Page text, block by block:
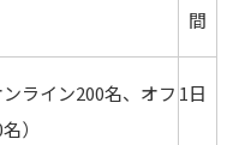
間
ライン200名、オフ
）
1日